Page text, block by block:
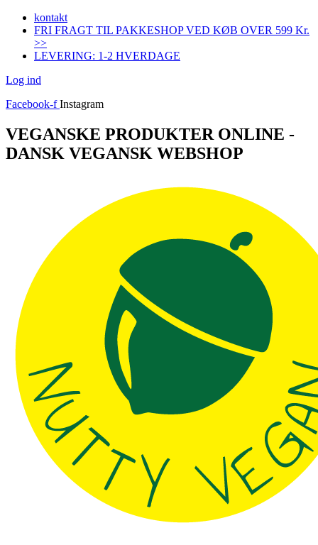
Videre
indhold
kontakt
FRI FRAGT TIL PAKKESHOP VED KØB OVER 599 Kr.
>>
LEVERING: 1-2 HVERDAGE
Log ind
Facebook-f Instagram
VEGANSKE PRODUKTER ONLINE -
DANSK VEGANSK WEBSHOP